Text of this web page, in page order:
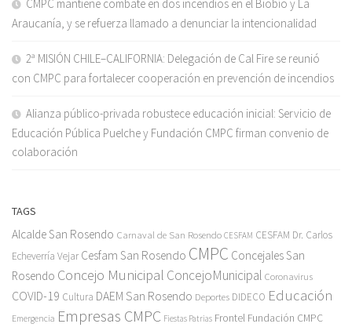
CMPC mantiene combate en dos incendios en el Biobío y La
Araucanía, y se refuerza llamado a denunciar la intencionalidad
2ª MISIÓN CHILE–CALIFORNIA: Delegación de Cal Fire se reunió
con CMPC para fortalecer cooperación en prevención de incendios
Alianza público-privada robustece educación inicial: Servicio de
Educación Pública Puelche y Fundación CMPC firman convenio de
colaboración
TAGS
Alcalde San Rosendo Carnaval de San Rosendo CESFAM CESFAM Dr. Carlos
Echeverría Vejar Cesfam San Rosendo CMPC Concejales San
Rosendo Concejo Municipal ConcejoMunicipal Coronavirus
COVID-19 Cultura DAEM San Rosendo Deportes DIDECO Educación
Emergencia Empresas CMPC Fiestas Patrias Frontel Fundación CMPC